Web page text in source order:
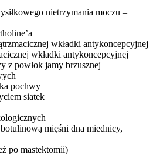
nietrzymania moczu –
wkładki antykoncepcyjnej
wkładki antykoncepcyjnej
z powłok jamy brzusznej
pochwy
siatek
mięśni dna miednicy,
po mastektomii)